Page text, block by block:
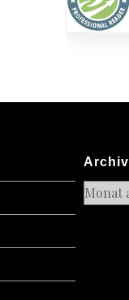
Archiv
Archiv